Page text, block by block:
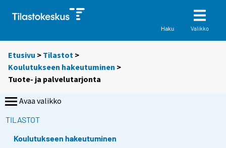
Haku Valikko
Etusivu > Tilastot >
Koulutukseen hakeutuminen >
Tuote- ja palvelutarjonta
Avaa valikko
TILASTOT
Koulutukseen hakeutuminen